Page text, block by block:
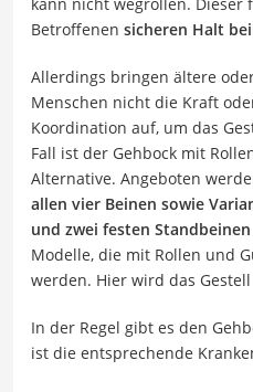
Betroffenen sicheren Halt
Allerdings bringen ältere
Menschen nicht die Kraft
Koordination auf, um das
Fall ist der Gehbock mit
Alternative. Angeboten
allen vier Beinen sowie
und zwei festen
Modelle, die mit Rollen und
werden. Hier wird das
In der Regel gibt es den
ist die entsprechende